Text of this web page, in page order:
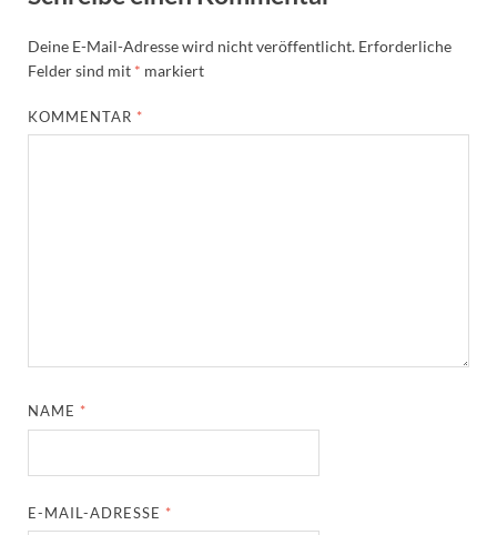
Deine E-Mail-Adresse wird nicht veröffentlicht. Erforderliche
Felder sind mit * markiert
KOMMENTAR *
NAME *
E-MAIL-ADRESSE *